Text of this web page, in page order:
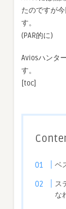
たのですが
す。
(PAR的に)
Aviosハンタ
す。
[toc]
ベ
ス
な